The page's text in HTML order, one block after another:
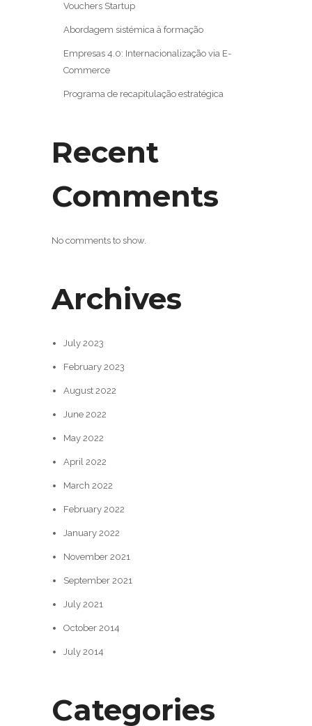
Vouchers Startup
Abordagem sistémica à formação
Empresas 4.0: Internacionalização via E-
Commerce
Programa de recapitulação estratégica
Recent
Comments
No comments to show.
Archives
July 2023
February 2023
August 2022
June 2022
May 2022
April 2022
March 2022
February 2022
January 2022
November 2021
September 2021
July 2021
October 2014
July 2014
Categories